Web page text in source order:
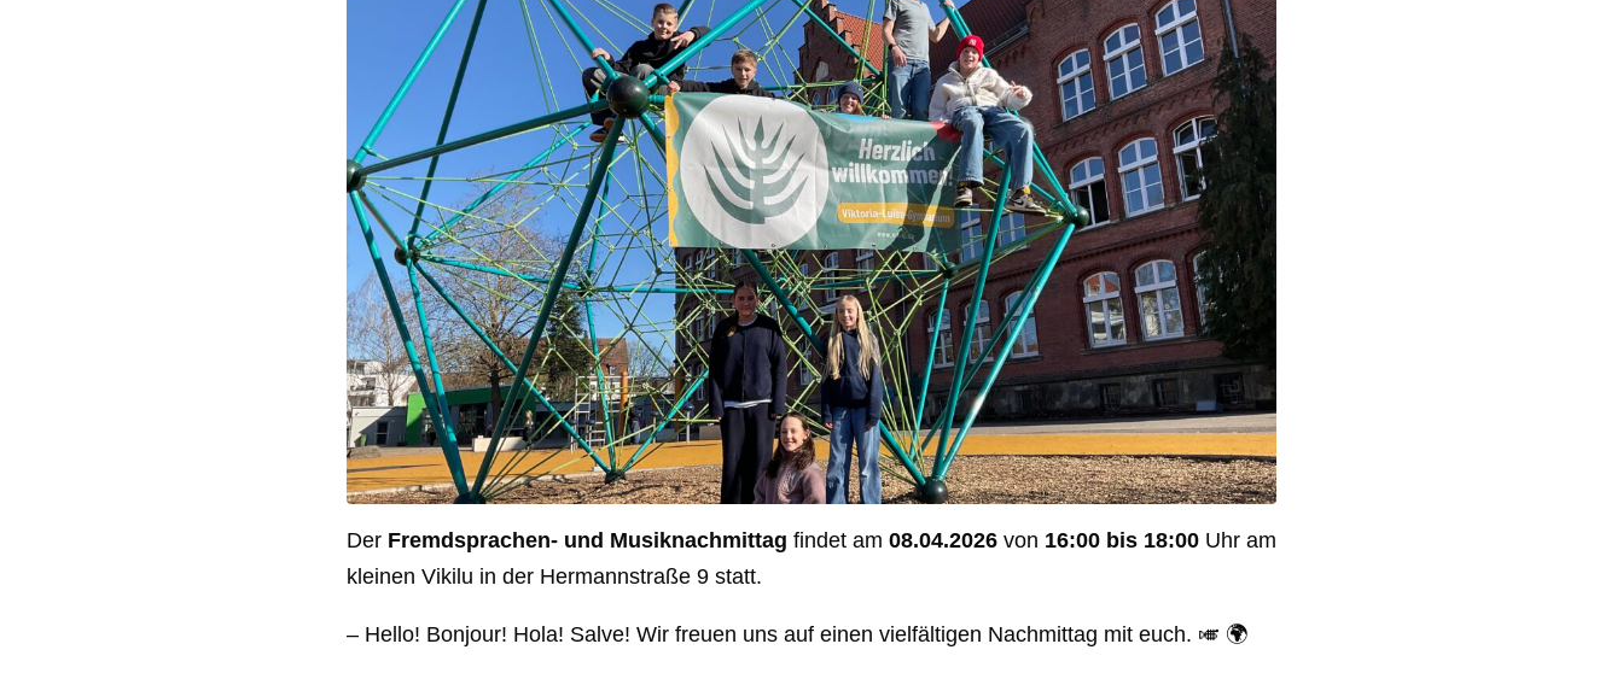
Der Fremdsprachen- und Musiknachmittag findet am 08.04.2026 von 16:00 bis 18:00 Uhr am
kleinen Vikilu in der Hermannstraße 9 statt.
– Hello! Bonjour! Hola! Salve! Wir freuen uns auf einen vielfältigen Nachmittag mit euch. 🎺 🌍